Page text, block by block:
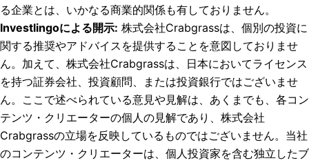
る企業とは、いかなる商業的関係も有しておりません。
Investlingoによる開示: 株式会社Crabgrassは、個別の投資に
関する推奨やアドバイスを提供することを意図しておりませ
ん。加えて、株式会社Crabgrassは、日本においてライセンス
を持つ証券会社、投資顧問、または投資銀行ではございませ
ん。ここで述べられている意見や見解は、あくまでも、各コン
テンツ・クリエーターの個人の見解であり、株式会社
Crabgrassの立場を反映しているものではございません。当社
のコンテンツ・クリエーターは、個人投資家を含む独立したブ